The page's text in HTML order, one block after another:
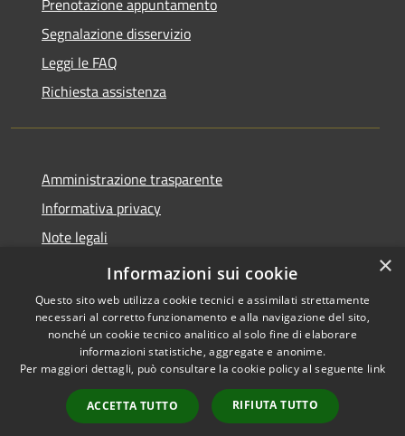
Segnalazione disservizio
Leggi le FAQ
Richiesta assistenza
Amministrazione trasparente
Informativa privacy
Note legali
Dichiarazione di accessibilità
Accessibilità
Copyright © 2026 • Comune di
Brunate • Powered by
Municipium•
Accesso
redazione
×
Informazioni sui cookie
Questo sito web utilizza cookie tecnici e assimilati strettamente
necessari al corretto funzionamento e alla navigazione del sito,
nonché un cookie tecnico analitico al solo fine di elaborare
informazioni statistiche, aggregate e anonime.
Per maggiori dettagli, può consultare la cookie policy al seguente link
ACCETTA TUTTO RIFIUTA TUTTO